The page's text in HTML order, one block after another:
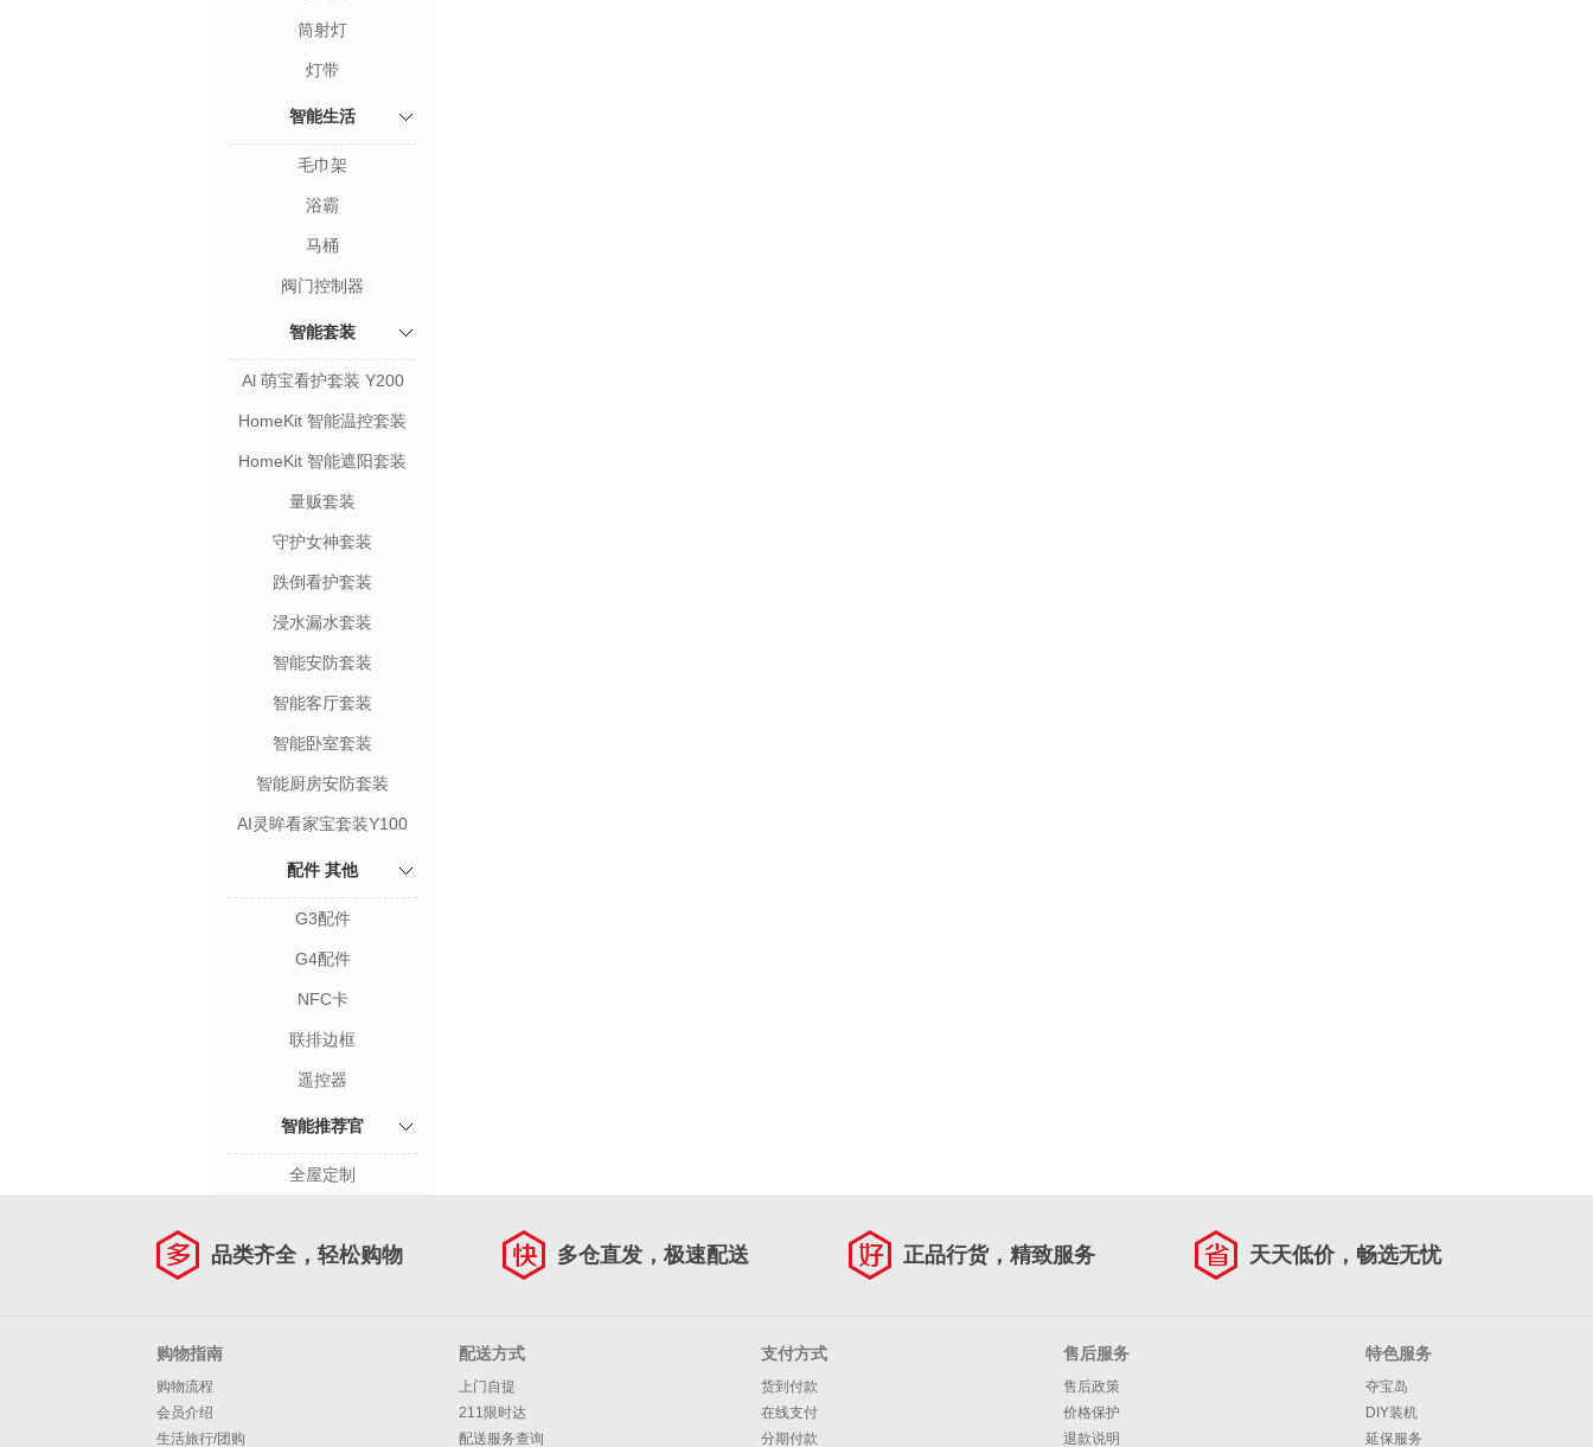
筒射灯
灯带
智能生活
毛巾架
浴霸
马桶
阀门控制器
智能套装
Al 萌宝看护套装 Y200
HomeKit 智能温控套装
HomeKit 智能遮阳套装
量贩套装
守护女神套装
跌倒看护套装
浸水漏水套装
智能安防套装
智能客厅套装
智能卧室套装
智能厨房安防套装
AI灵眸看家宝套装Y100
配件 其他
G3配件
G4配件
NFC卡
联排边框
遥控器
智能推荐官
全屋定制
品类齐全，轻松购物 多仓直发，极速配送 正品行货，精致服务 天天低价，畅选无忧
购物指南
购物流程
会员介绍
生活旅行/团购
配送方式
上门自提
211限时达
配送服务查询
支付方式
货到付款
在线支付
分期付款
售后服务
售后政策
价格保护
退款说明
特色服务
夺宝岛
DIY装机
延保服务